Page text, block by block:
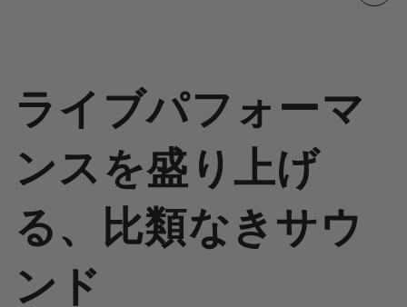
ライブパフォーマ
ンスを盛り上げ
る、比類なきサウ
ンド